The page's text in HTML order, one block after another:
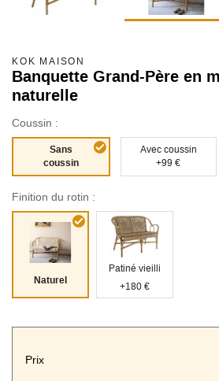
KOK MAISON
Banquette Grand-Père en
naturelle
Coussin :
Sans
coussin
Avec coussin
+99 €
Finition du rotin :
Naturel
Patiné vieilli
+180 €
Prix